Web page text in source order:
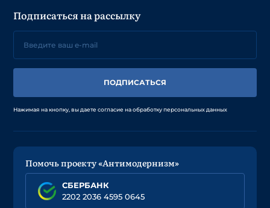
Подписаться на рассылку
ПОДПИСАТЬСЯ
Нажимая на кнопку, вы даете согласие на обработку персональных данных
Помочь проекту «Антимодернизм»
СБЕРБАНК
2202 2036 4595 0645